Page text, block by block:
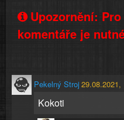
Upozornění:
komentáře je
Pekelný Stroj 29.08.2021,
Kokoti